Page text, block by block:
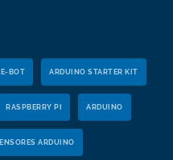
BOT ARDUINO STARTER KIT
RASPBERRY PI ARDUINO
ARDUINO